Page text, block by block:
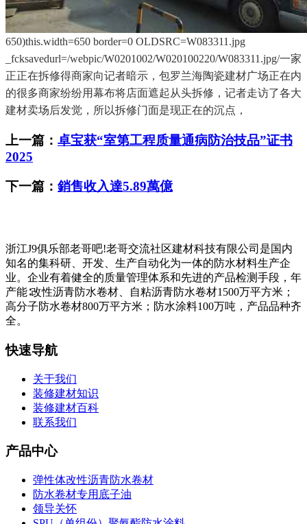
650)this.width=650 border=0 OLDSRC=W083311.jpg
_fcksavedurl=/webpic/W0201002/W020100220/W083311.jpg/一家
正正在拆修得商家向记者暗示，包罗兰海陶瓷建材广场正在内
的很多商家纷纷用幕布将店面遮起从头拆修，记者走访了各大
建材卖场后发觉，所以拆修门面是现正在的沉点，
上一篇： 卓宝获“室第工程质量通病防治技品”证书
2025
下一篇： 銷售收入達5.89萬億
浙江J9俱乐部老哥吧!老哥交流社区建材科技有限公司是国内
知名的集科研、开发、生产自动化为一体的防水材料生产企
业。企业有着健全的质量管理体系和先进的产品检测手段，年
产能∶改性沥青防水卷材、自粘沥青防水卷材1500万平方米；
高分子防水卷材800万平方米；防水涂料100万吨，产品品种齐
全。
快速导航
关于我们
装修建材知识
装修建材百科
联系我们
产品中心
弹性体改性沥青防水卷材
防水卷材专用底子油
领导关怀